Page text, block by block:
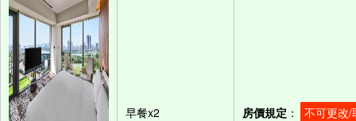
早餐x2 房價規定 ： 不可更改/